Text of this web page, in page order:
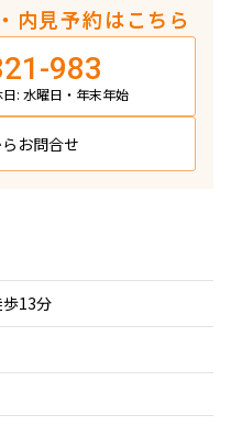
内見予約はこちら
983
: 水曜日・年末年始
お問合せ
13分